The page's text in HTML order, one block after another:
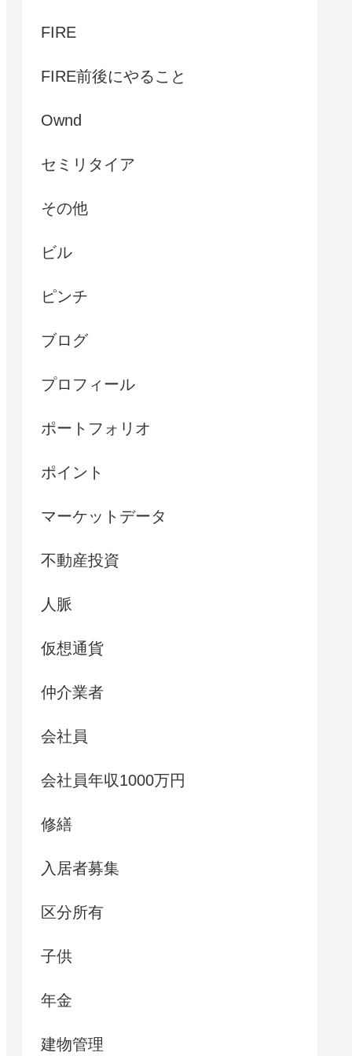
FIRE
FIRE前後にやること
Ownd
セミリタイア
その他
ビル
ピンチ
ブログ
プロフィール
ポートフォリオ
ポイント
マーケットデータ
不動産投資
人脈
仮想通貨
仲介業者
会社員
会社員年収1000万円
修繕
入居者募集
区分所有
子供
年金
建物管理